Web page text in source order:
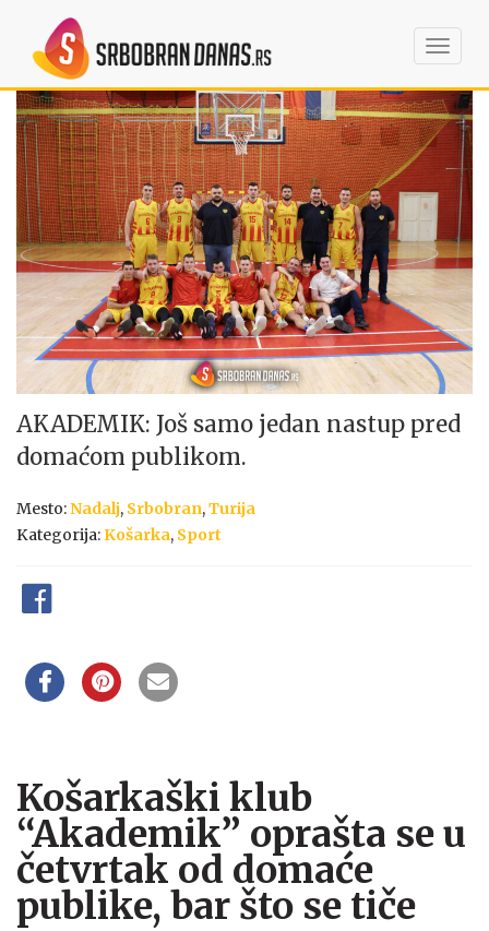
AKADEMIK: Još samo jedan nastup pred
domaćom publikom.
Mesto:Nadalj, Srbobran,Turija
Kategorija: Košarka, Sport
Košarkaški klub
“Akademik” oprašta se u
četvrtak od domaće
publike, bar što se tiče